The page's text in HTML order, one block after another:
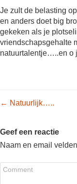
Je zult de belasting
en anders doet big
gekeken als je
vriendschapsgehalte
natuurtalentje…..en o
Post
← Natuurlijk…..
Geef een reactie
Naam en email